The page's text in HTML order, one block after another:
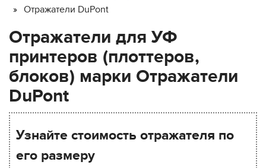
Отражатели DuPont
Отражатели для УФ
принтеров (плоттеров,
блоков) марки Отражатели
DuPont
Узнайте стоимость отражателя по
его размеру